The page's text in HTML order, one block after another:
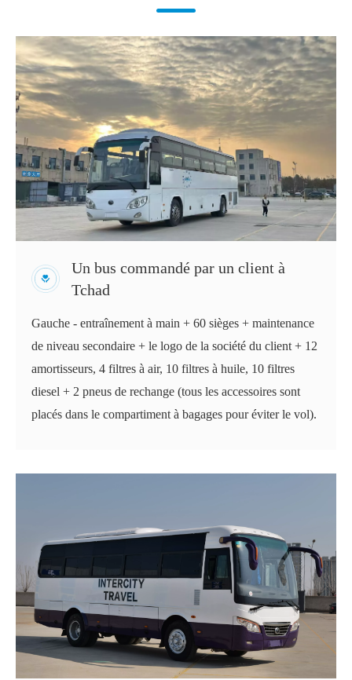
Un bus commandé par un client à
Tchad
Gauche - entraînement à main + 60 sièges + maintenance
de niveau secondaire + le logo de la société du client + 12
amortisseurs, 4 filtres à air, 10 filtres à huile, 10 filtres
diesel + 2 pneus de rechange (tous les accessoires sont
placés dans le compartiment à bagages pour éviter le vol).